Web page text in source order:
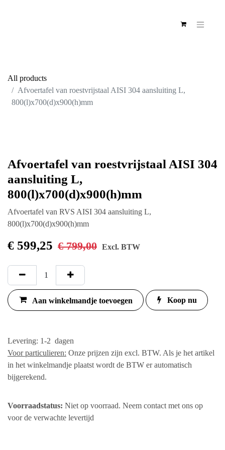
All products
Afvoertafel van roestvrijstaal AISI 304 aansluiting
L, 800(l)x700(d)x900(h)mm
Afvoertafel van roestvrijstaal
AISI 304 aansluiting L,
800(l)x700(d)x900(h)mm
Afvoertafel van RVS AISI 304 aansluiting L,
800(l)x700(d)x900(h)mm
€599,25 €799,00 Excl. BTW
Aan winkelmandje
toevoegen
Koop
nu
Levering: 1-2 dagen
Voor particulieren:Onze prijzen zijn excl. BTW. Als je
het artikel in het winkelmandje plaatst wordt de
Voorraadstatus:Niet op voorraad. Neem contact